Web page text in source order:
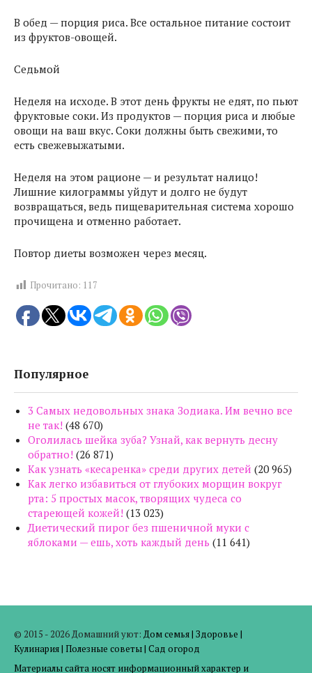
В обед — порция риса. Все остальное питание состоит
из фруктов-овощей.
Седьмой
Неделя на исходе. В этот день фрукты не едят, по пьют
фруктовые соки. Из продуктов — порция риса и любые
овощи на ваш вкус. Соки должны быть свежими, то
есть свежевыжатыми.
Неделя на этом рационе — и результат налицо!
Лишние килограммы уйдут и долго не будут
возвращаться, ведь пищеварительная система хорошо
прочищена и отменно работает.
Повтор диеты возможен через месяц.
Прочитано: 117
Популярное
3 Самых недовольных знака Зодиака. Им вечно все
не так! (48 670)
Оголилась шейка зуба? Узнай, как вернуть десну
обратно! (26 871)
Как узнать «кесаренка» среди других детей (20 965)
Как легко избавиться от глубоких морщин вокруг
рта: 5 простых масок, творящих чудеса со
стареющей кожей! (13 023)
Диетический пирог без пшеничной муки с
яблоками — ешь, хоть каждый день (11 641)
© 2015 - 2026 Домашний уют: Дом семья| Здоровье |
Кулинария| Полезные советы| Сад огород
Материалы сайта носят информационный характер и